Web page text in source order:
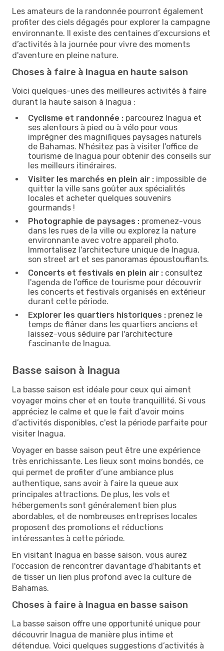
Les amateurs de la randonnée pourront également
profiter des ciels dégagés pour explorer la campagne
environnante. Il existe des centaines d’excursions et
d’activités à la journée pour vivre des moments
d'aventure en pleine nature.
Choses à faire à Inagua en haute saison
Voici quelques-unes des meilleures activités à faire
durant la haute saison à Inagua :
Cyclisme et randonnée : parcourez Inagua et
ses alentours à pied ou à vélo pour vous
imprégner des magnifiques paysages naturels
de Bahamas. N'hésitez pas à visiter l'office de
tourisme de Inagua pour obtenir des conseils sur
les meilleurs itinéraires.
Visiter les marchés en plein air : impossible de
quitter la ville sans goûter aux spécialités
locales et acheter quelques souvenirs
gourmands !
Photographie de paysages : promenez-vous
dans les rues de la ville ou explorez la nature
environnante avec votre appareil photo.
Immortalisez l'architecture unique de Inagua,
son street art et ses panoramas époustouflants.
Concerts et festivals en plein air : consultez
l'agenda de l’office de tourisme pour découvrir
les concerts et festivals organisés en extérieur
durant cette période.
Explorer les quartiers historiques : prenez le
temps de flâner dans les quartiers anciens et
laissez-vous séduire par l'architecture
fascinante de Inagua.
Basse saison à Inagua
La basse saison est idéale pour ceux qui aiment
voyager moins cher et en toute tranquillité. Si vous
appréciez le calme et que le fait d’avoir moins
d’activités disponibles, c'est la période parfaite pour
visiter Inagua.
Voyager en basse saison peut être une expérience
très enrichissante. Les lieux sont moins bondés, ce
qui permet de profiter d’une ambiance plus
authentique, sans avoir à faire la queue aux
principales attractions. De plus, les vols et
hébergements sont généralement bien plus
abordables, et de nombreuses entreprises locales
proposent des promotions et réductions
intéressantes à cette période.
En visitant Inagua en basse saison, vous aurez
l'occasion de rencontrer davantage d'habitants et
de tisser un lien plus profond avec la culture de
Bahamas.
Choses à faire à Inagua en basse saison
La basse saison offre une opportunité unique pour
découvrir Inagua de manière plus intime et
détendue. Voici quelques suggestions d’activités à